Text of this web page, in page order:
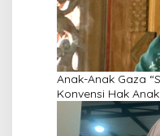
Anak-Anak Gaza
Konvensi Hak